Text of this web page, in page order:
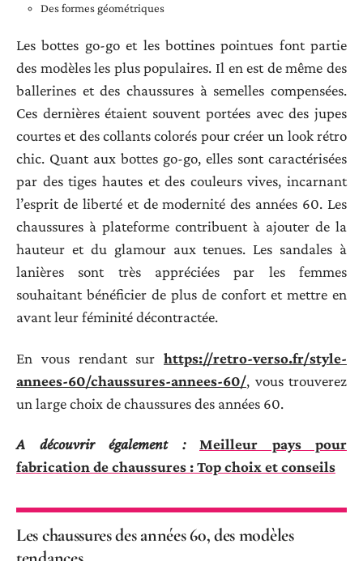
Des formes géométriques
Les bottes go-go et les bottines pointues font partie
des modèles les plus populaires. Il en est de même des
ballerines et des chaussures à semelles compensées.
Ces dernières étaient souvent portées avec des jupes
courtes et des collants colorés pour créer un look rétro
chic. Quant aux bottes go-go, elles sont caractérisées
par des tiges hautes et des couleurs vives, incarnant
l’esprit de liberté et de modernité des années 60. Les
chaussures à plateforme contribuent à ajouter de la
hauteur et du glamour aux tenues. Les sandales à
lanières sont très appréciées par les femmes
souhaitant bénéficier de plus de confort et mettre en
avant leur féminité décontractée.
En vous rendant sur https://retro-verso.fr/style-
annees-60/chaussures-annees-60/, vous trouverez
un large choix de chaussures des années 60.
A découvrir également :
Meilleur pays pour
fabrication de chaussures : Top choix et conseils
Les chaussures des années 60, des modèles